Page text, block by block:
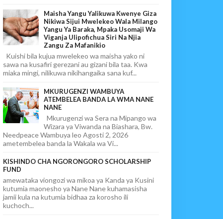
Maisha Yangu Yalikuwa Kwenye Giza
Nikiwa Sijui Mwelekeo Wala Milango
Yangu Ya Baraka, Mpaka Usomaji Wa
Viganja Ulipofichua Siri Na Njia
Zangu Za Mafanikio
Kuishi bila kujua mwelekeo wa maisha yako ni
sawa na kusafiri gerezani au gizani bila taa. Kwa
miaka mingi, nilikuwa nikihangaika sana kuf...
MKURUGENZI WAMBUYA
ATEMBELEA BANDA LA WMA NANE
NANE
Mkurugenzi wa Sera na Mipango wa
Wizara ya Viwanda na Biashara, Bw.
Needpeace Wambuya leo Agosti 2, 2026
ametembelea banda la Wakala wa Vi...
KISHINDO CHA NGORONGORO SCHOLARSHIP
FUND
amewataka viongozi wa mikoa ya Kanda ya Kusini
kutumia maonesho ya Nane Nane kuhamasisha
jamii kula na kutumia bidhaa za korosho ili
kuchoch...